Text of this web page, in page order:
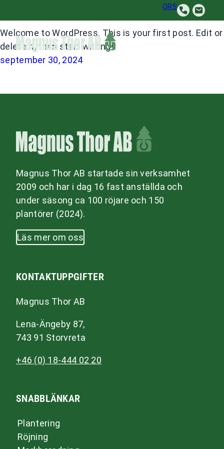
till
innehåll
ORS
Welcome to WordPress. This is your first post. Edit or
delete it, then start writing!
september 30, 2024
Magnus Thor AB startade sin verksamhet
2009 och har i dag 16 fast anställda och
under säsong ca 100 röjare och 150
plantörer (2024).
Läs mer om oss
KONTAKTUPPGIFTER
Magnus Thor AB
Lena-Ängeby 87,
743 91 Storvreta
+46 (0) 18-444 02 20
SNABBLÄNKAR
Plantering
Röjning